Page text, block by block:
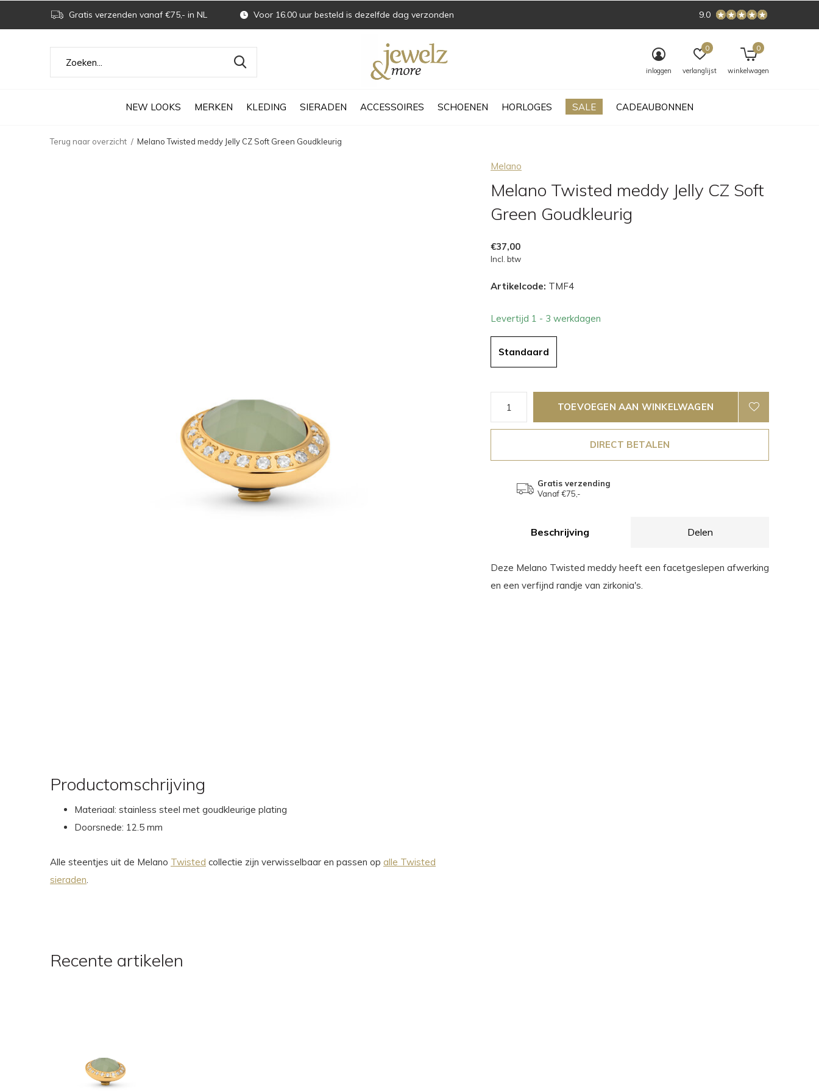
NEW LOOKS MERKEN KLEDING SIERADEN ACCESSOIRES SCHOENEN HORLOGES SALE CADEAUBONNEN
inloggen verlanglijst
0
winkelwagen
0
Gratis verzenden vanaf €75,- in NL Voor 16.00 uur besteld is dezelfde dag verzonden 9.0
Terug naar overzicht Melano Twisted meddy Jelly CZ Soft Green Goudkleurig
Melano
Melano Twisted meddy Jelly CZ Soft
Green Goudkleurig
€37,00
Incl. btw
Artikelcode: TMF4
Levertijd 1 - 3 werkdagen
Standaard
TOEVOEGEN AAN WINKELWAGEN
DIRECT BETALEN
Gratis verzending
Vanaf €75,-
Beschrijving Delen
Deze Melano Twisted meddy heeft een facetgeslepen afwerking
en een verfijnd randje van zirkonia's.
Productomschrijving
Materiaal: stainless steel met goudkleurige plating
Doorsnede: 12.5 mm
Alle steentjes uit de Melano Twisted collectie zijn verwisselbaar en passen op alle Twisted
sieraden.
Recente artikelen